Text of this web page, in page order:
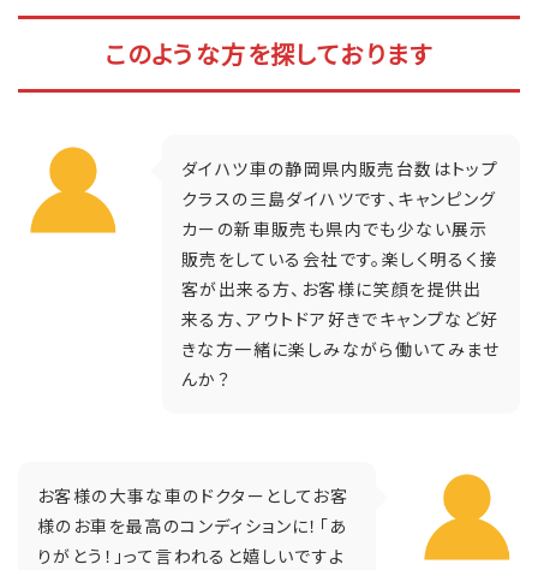
このような方を探しております
ダイハツ車の静岡県内販売台数はトップ
クラスの三島ダイハツです、キャンピング
カーの新車販売も県内でも少ない展示
販売をしている会社です。楽しく明るく接
客が出来る方、お客様に笑顔を提供出
来る方、アウトドア好きでキャンプなど好
きな方一緒に楽しみながら働いてみませ
んか？
お客様の大事な車のドクターとしてお客
様のお車を最高のコンディションに！「あ
りがとう！」って言われると嬉しいですよ